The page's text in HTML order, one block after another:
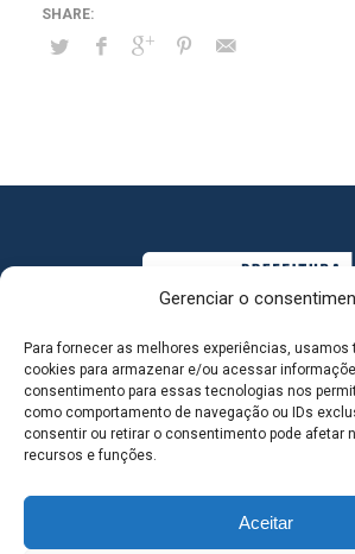
Gerenciar o
Para fornecer as melhores experiências,
cookies para armazenar e/ou acessar
consentimento para essas tecnologias nos
como comportamento de navegação ou IDs
consentir ou retirar o consentimento pode afetar
recursos e funções.
Aceitar
MAPA DO SITE